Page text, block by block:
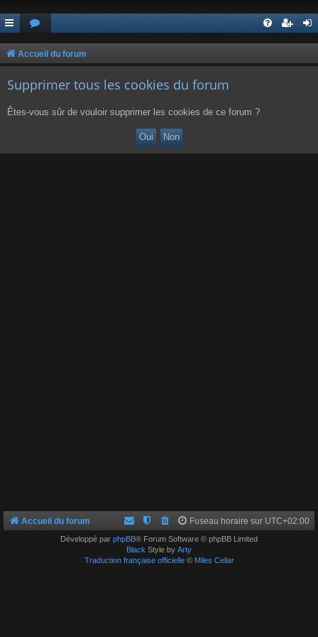
Accueil du forum
Supprimer tous les cookies du forum
Êtes-vous sûr de vouloir supprimer les cookies de ce forum ?
Accueil du forum Fuseau horaire sur UTC+02:00
Développé par phpBB® Forum Software © phpBB Limited
Black Style by Arty
Traduction française officielle© Miles Cellar